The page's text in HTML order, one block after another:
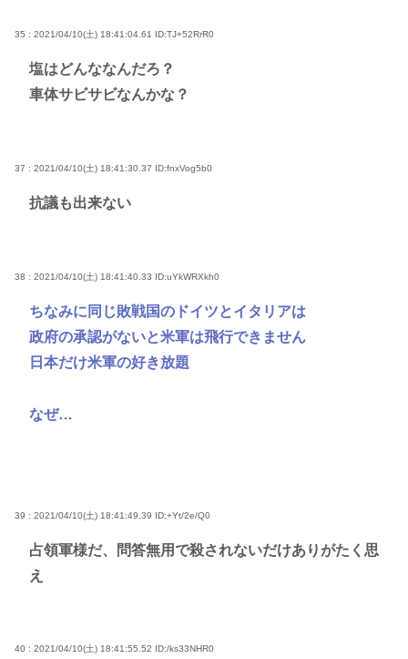
35 : 2021/04/10(土) 18:41:04.61 ID:TJ+52RrR0
塩はどんななんだろ？
車体サビサビなんかな？
37 : 2021/04/10(土) 18:41:30.37 ID:fnxVog5b0
抗議も出来ない
38 : 2021/04/10(土) 18:41:40.33 ID:uYkWRXkh0
ちなみに同じ敗戦国のドイツとイタリアは
政府の承認がないと米軍は飛行できません
日本だけ米軍の好き放題
なぜ…
39 : 2021/04/10(土) 18:41:49.39 ID:+Yt/2e/Q0
占領軍様だ、問答無用で殺されないだけありがたく思
え
40 : 2021/04/10(土) 18:41:55.52 ID:/ks33NHR0